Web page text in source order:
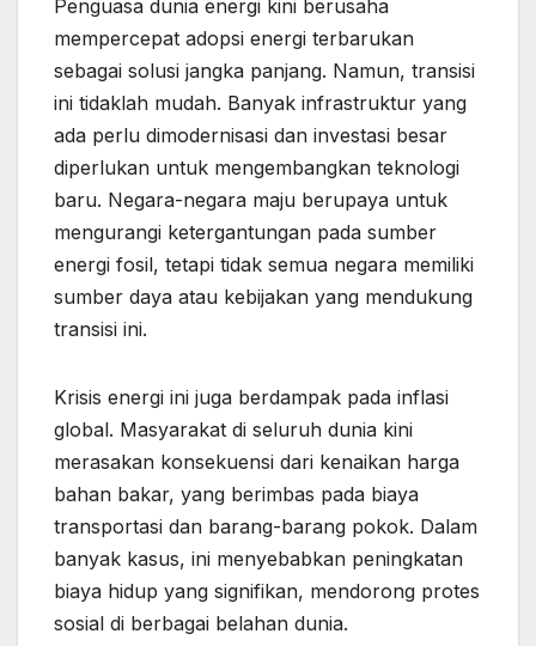
Penguasa dunia energi kini berusaha
mempercepat adopsi energi terbarukan
sebagai solusi jangka panjang. Namun, transisi
ini tidaklah mudah. Banyak infrastruktur yang
ada perlu dimodernisasi dan investasi besar
diperlukan untuk mengembangkan teknologi
baru. Negara-negara maju berupaya untuk
mengurangi ketergantungan pada sumber
energi fosil, tetapi tidak semua negara memiliki
sumber daya atau kebijakan yang mendukung
transisi ini.
Krisis energi ini juga berdampak pada inflasi
global. Masyarakat di seluruh dunia kini
merasakan konsekuensi dari kenaikan harga
bahan bakar, yang berimbas pada biaya
transportasi dan barang-barang pokok. Dalam
banyak kasus, ini menyebabkan peningkatan
biaya hidup yang signifikan, mendorong protes
sosial di berbagai belahan dunia.